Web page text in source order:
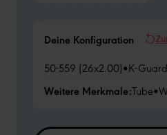
Deine Konfiguration
50-559 (26x2.00)•K-Guard
Weitere Merkmale:Tube•